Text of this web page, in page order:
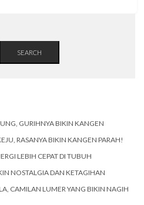
SEARCH
GURIHNYA BIKIN KANGEN
RASANYA BIKIN KANGEN PARAH!
LEBIH CEPAT DI TUBUH
NOSTALGIA DAN KETAGIHAN
CAMILAN LUMER YANG BIKIN NAGIH